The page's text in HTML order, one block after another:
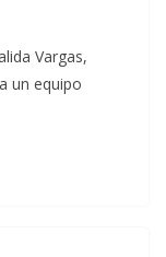
Vargas,
un equipo